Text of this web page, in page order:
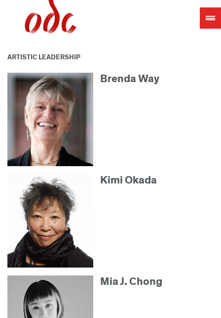
navigation
ARTISTIC LEADERSHIP
Brenda Way
Kimi Okada
Mia J. Chong